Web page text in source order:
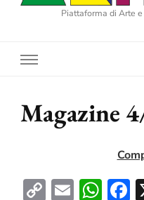
Piattaforma di Arte
Magazine
CopyEmail